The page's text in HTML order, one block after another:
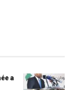
a